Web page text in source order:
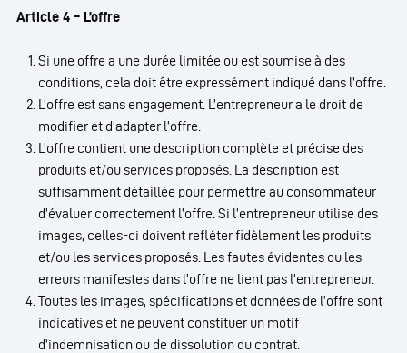
Article 4 – L’offre
Si une offre a une durée limitée ou est soumise à des
conditions, cela doit être expressément indiqué dans l’offre.
L’offre est sans engagement. L’entrepreneur a le droit de
modifier et d’adapter l’offre.
L’offre contient une description complète et précise des
produits et/ou services proposés. La description est
suffisamment détaillée pour permettre au consommateur
d’évaluer correctement l’offre. Si l’entrepreneur utilise des
images, celles-ci doivent refléter fidèlement les produits
et/ou les services proposés. Les fautes évidentes ou les
erreurs manifestes dans l’offre ne lient pas l’entrepreneur.
Toutes les images, spécifications et données de l’offre sont
indicatives et ne peuvent constituer un motif
d’indemnisation ou de dissolution du contrat.